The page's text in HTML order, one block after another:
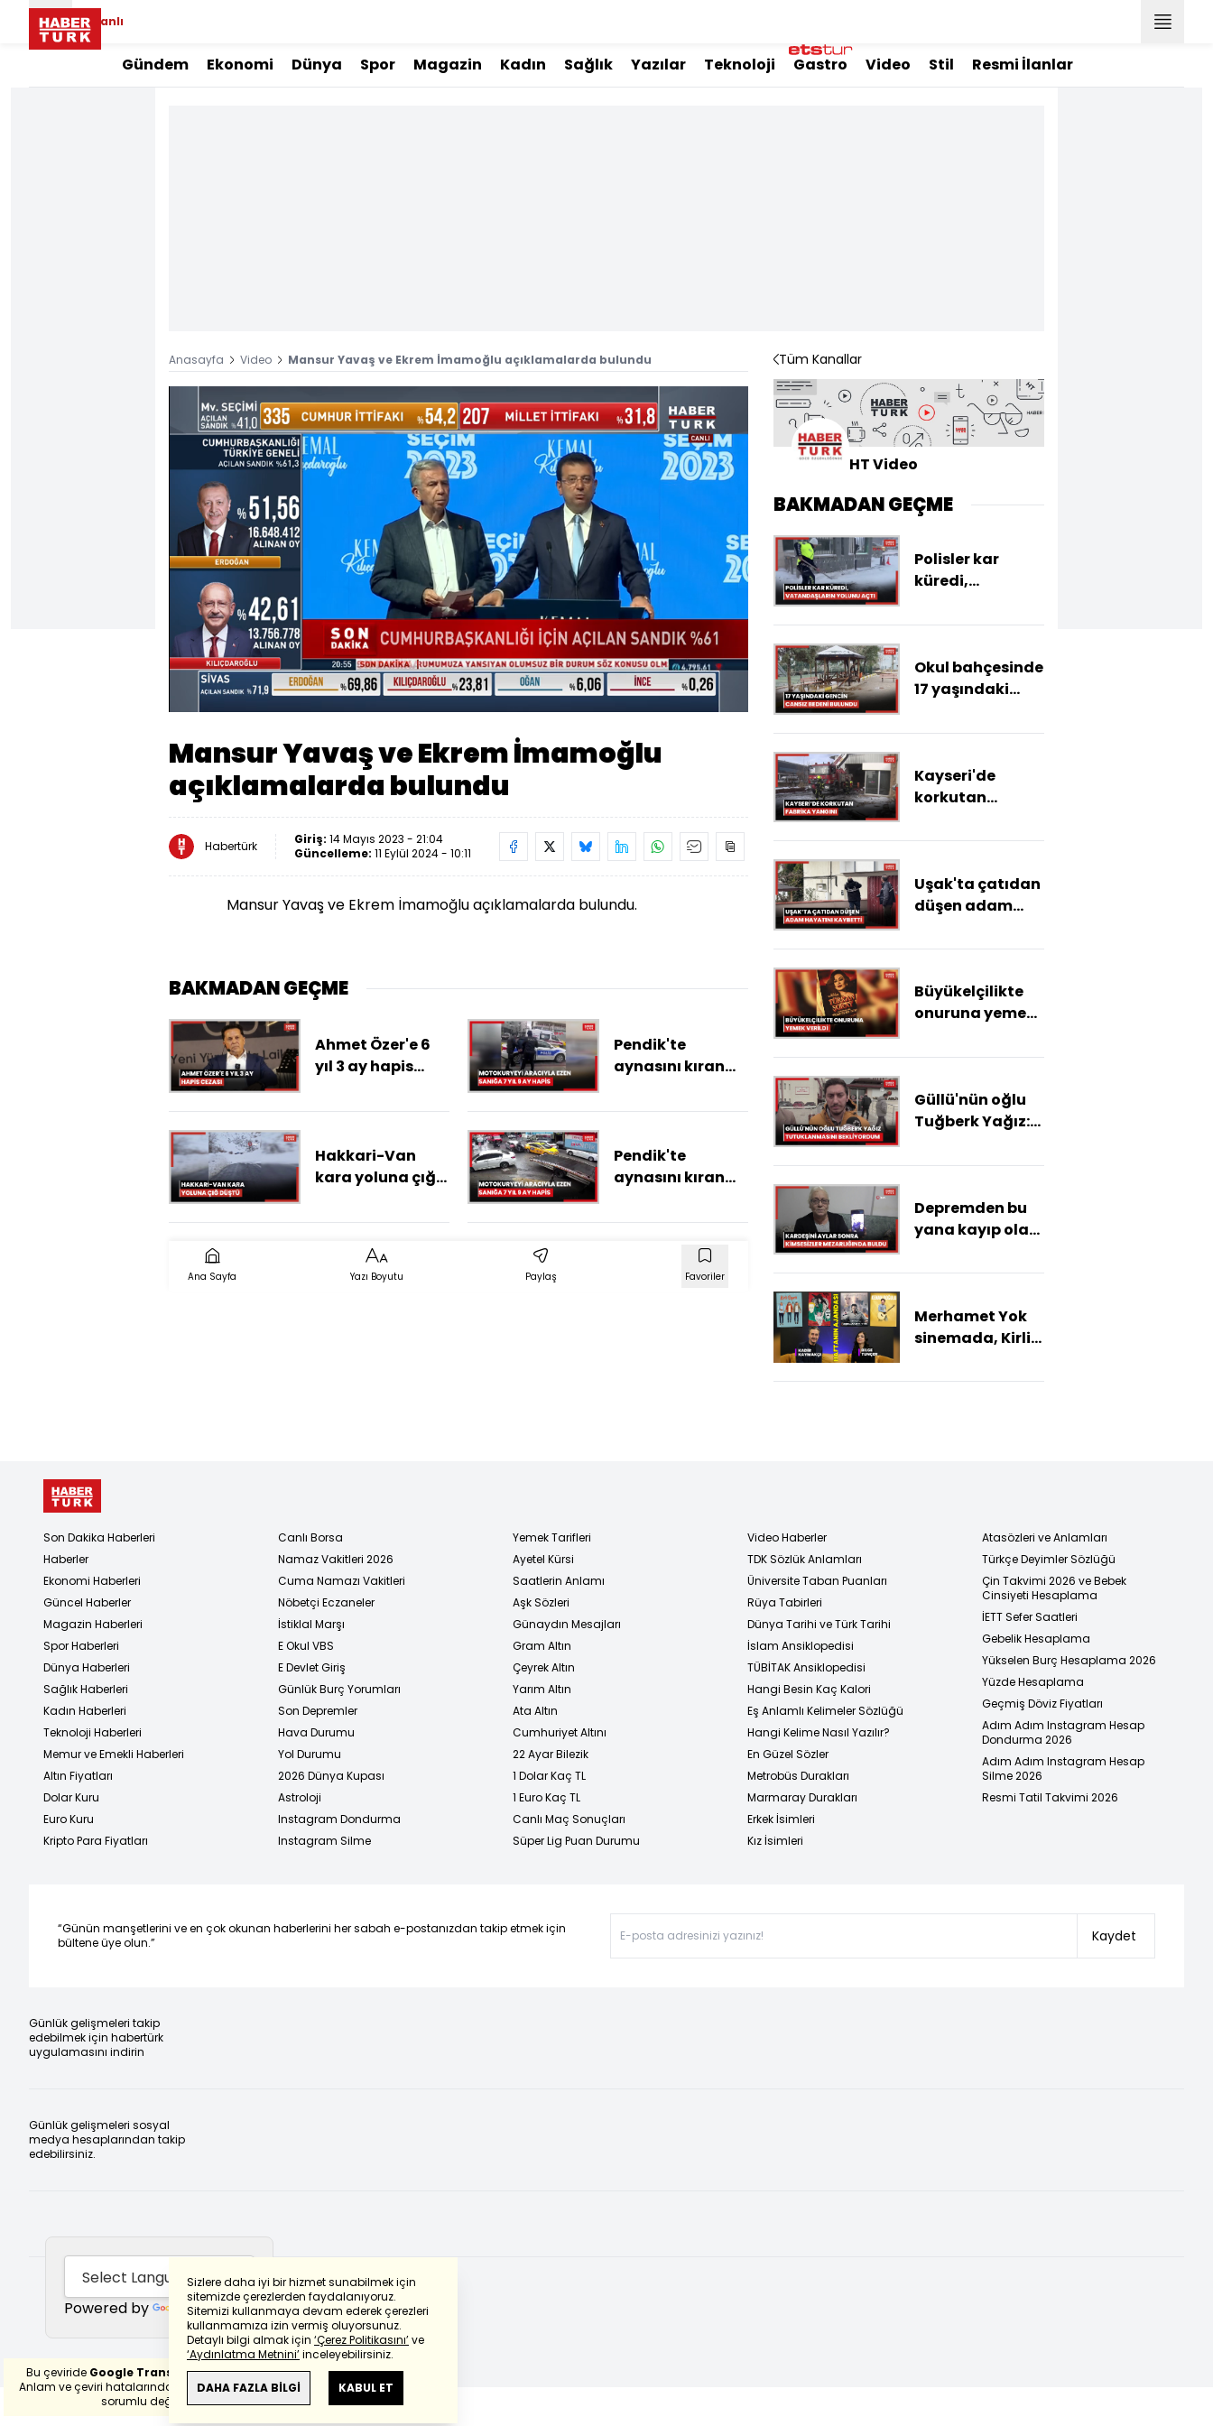
Canlı
Gündem Ekonomi Dünya Spor Magazin Kadın Sağlık Yazılar Teknoloji Gastro Video Stil Resmi İlanlar
Anasayfa Video Mansur Yavaş ve Ekrem İmamoğlu açıklamalarda bulundu
Sesi
Yüklendi:
8.03%
Oynatma
Mansur Yavaş ve Ekrem İmamoğlu
açıklamalarda bulundu
Habertürk Giriş: 14 Mayıs 2023 - 21:04
Güncelleme: 11 Eylül 2024 - 10:11
Mansur Yavaş ve Ekrem İmamoğlu açıklamalarda bulundu.
BAKMADAN GEÇME
Ahmet Özer'e 6
yıl 3 ay hapis
Pendik'te
aynasını kıran
aracıyla ezen
hapis
Hakkari-Van
kara yoluna çığ
Pendik'te
aynasını kıran
aracıyla ezen
Ana Sayfa Yazı Boyutu Paylaş Favoriler
Tüm Kanallar
HT Video
BAKMADAN GEÇME
Polisler kar
küredi,
yolunu açtı
Okul bahçesinde
17 yaşındaki
bedeni bulundu
Kayseri'de
korkutan
Uşak'ta çatıdan
düşen adam
kaybetti
Büyükelçilikte
onuruna yemek
Güllü'nün oğlu
Tuğberk Yağız:
bekliyordum
Depremden bu
yana kayıp olan
cansız
sonra
kimsesizler
buldu
Merhamet Yok
sinemada, Kirli
İşte haftanın
Sizlere daha iyi bir hizmet sunabilmek için
sitemizde çerezlerden faydalanıyoruz.
Sitemizi kullanmaya devam ederek çerezleri
kullanmamıza izin vermiş oluyorsunuz.
Detaylı bilgi almak için ‘Çerez Politikasını’ve
‘Aydınlatma Metnini’inceleyebilirsiniz.
DAHA FAZLA BİLGİ KABUL ET
Son Dakika Haberleri
Haberler
Ekonomi Haberleri
Güncel Haberler
Magazin Haberleri
Spor Haberleri
Dünya Haberleri
Sağlık Haberleri
Kadın Haberleri
Teknoloji Haberleri
Memur ve Emekli Haberleri
Altın Fiyatları
Dolar Kuru
Euro Kuru
Kripto Para Fiyatları
Canlı Borsa
Namaz Vakitleri 2026
Cuma Namazı Vakitleri
Nöbetçi Eczaneler
İstiklal Marşı
E Okul VBS
E Devlet Giriş
Günlük Burç Yorumları
Son Depremler
Hava Durumu
Yol Durumu
2026 Dünya Kupası
Astroloji
Instagram Dondurma
Instagram Silme
Yemek Tarifleri
Ayetel Kürsi
Saatlerin Anlamı
Aşk Sözleri
Günaydın Mesajları
Gram Altın
Çeyrek Altın
Yarım Altın
Ata Altın
Cumhuriyet Altını
22 Ayar Bilezik
1 Dolar Kaç TL
1 Euro Kaç TL
Canlı Maç Sonuçları
Süper Lig Puan Durumu
Video Haberler
TDK Sözlük Anlamları
Üniversite Taban Puanları
Rüya Tabirleri
Dünya Tarihi ve Türk Tarihi
İslam Ansiklopedisi
TÜBİTAK Ansiklopedisi
Hangi Besin Kaç Kalori
Eş Anlamlı Kelimeler Sözlüğü
Hangi Kelime Nasıl Yazılır?
En Güzel Sözler
Metrobüs Durakları
Marmaray Durakları
Erkek İsimleri
Kız İsimleri
Atasözleri ve Anlamları
Türkçe Deyimler Sözlüğü
Çin Takvimi 2026 ve Bebek
Cinsiyeti Hesaplama
İETT Sefer Saatleri
Gebelik Hesaplama
Yükselen Burç Hesaplama 2026
Yüzde Hesaplama
Geçmiş Döviz Fiyatları
Adım Adım Instagram Hesap
Dondurma 2026
Adım Adım Instagram Hesap
Silme 2026
Resmi Tatil Takvimi 2026
“Günün manşetlerini ve en çok okunan haberlerini her sabah e-postanızdan takip etmek için
bültene üye olun.”
Kaydet
Günlük gelişmeleri takip
edebilmek için habertürk
uygulamasını indirin
Günlük gelişmeleri sosyal
medya hesaplarından takip
edebilirsiniz.
Powered by Translate
Bu çeviride Google Transletekullanılmıştır.
Anlam ve çeviri hatalarından
haberturk.com
sorumlu değildir.